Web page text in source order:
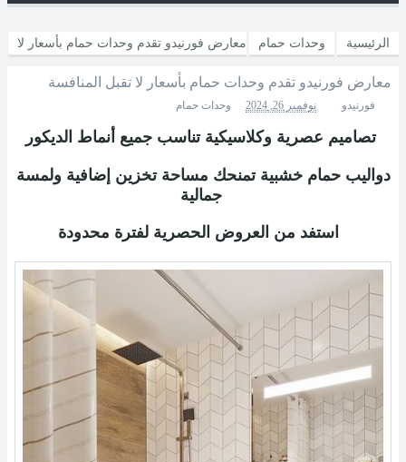
الرئيسية وحدات حمام معارض فورنيدو تقدم وحدات حمام بأسعار لا
تقبل المنافسة
معارض فورنيدو تقدم وحدات حمام بأسعار لا تقبل المنافسة
فورنيدو نوفمبر 26, 2024 وحدات حمام
تصاميم عصرية وكلاسيكية تناسب جميع أنماط الديكور
دواليب حمام خشبية تمنحك مساحة تخزين إضافية ولمسة
جمالية